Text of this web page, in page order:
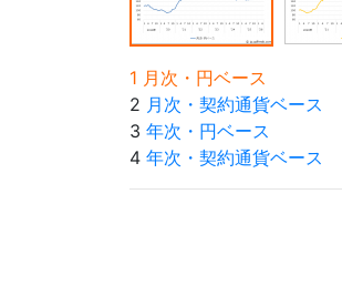
1 月次・円ベース
2 月次・契約通貨ベース
3 年次・円ベース
4 年次・契約通貨ベース